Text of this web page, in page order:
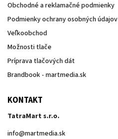
Obchodné a reklamačné podmienky
Podmienky ochrany osobných údajov
Veľkoobchod
Možnosti tlače
Príprava tlačových dát
Brandbook - martmedia.sk
KONTAKT
TatraMart s.r.o.
info@martmedia.sk